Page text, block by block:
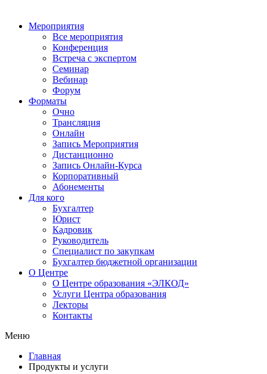
Мероприятия
Все мероприятия
Конференция
Встреча с экспертом
Семинар
Вебинар
Форум
Форматы
Очно
Трансляция
Онлайн
Запись Мероприятия
Дистанционно
Запись Онлайн-Курса
Корпоративный
Абонементы
Для кого
Бухгалтер
Юрист
Кадровик
Руководитель
Специалист по закупкам
Бухгалтер бюджетной организации
О Центре
О Центре образования «ЭЛКОД»
Услуги Центра образования
Лекторы
Контакты
Меню
Главная
Продукты и услуги